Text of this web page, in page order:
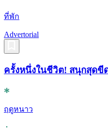
ที่พัก
Advertorial
ครั้งหนึ่งในชีวิต! สนุกสุด
ฤดูหนาว